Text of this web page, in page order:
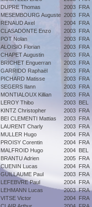
DUPRE Thomas 2003 FRA
MESEMBOURG Auguste 2003 FRA
RENAUD Axel 2004 FRA
CLASADONTE Enzo 2003 FRA
POT Nolan 2003 FRA
ALOISIO Florian 2003 FRA
CHAPET Augustin 2003 FRA
BRICHET Enguerran 2003 FRA
GARRIDO Raphaël 2003 FRA
PICHARD Matisse 2003 FRA
SEGERS Ilann 2003 FRA
MONTIALOUX Killian 2003 FRA
LEROY Thibo 2003 BEL
KINTZ Christopher 2003 FRA
BEI CLEMENTI Mattias 2003 FRA
LAURENT Charly 2003 FRA
MULLER Hugo 2004 FRA
PROISY Corentin 2004 FRA
MALFROID Hugo 2004 BEL
BRANTU Adrien 2005 FRA
CUENIN Lucas 2004 FRA
GUILLAUME Paul 2003 FRA
LEFEBVRE Paul 2004 FRA
LEHMANN Lucas 2003 FRA
VITSE Victor 2004 FRA